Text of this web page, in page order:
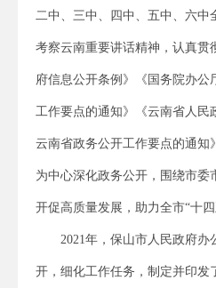
二中、三中、四中、五中、六
考察云南重要讲话精神，认真贯
府信息公开条例》《国务院办公
工作要点的通知》《云南省人民
云南省政务公开工作要点的通知
为中心深化政务公开，围绕市委
开促高质量发展，助力全市“十四
2021年，保山市人民政府
开，细化工作任务，制定并印发